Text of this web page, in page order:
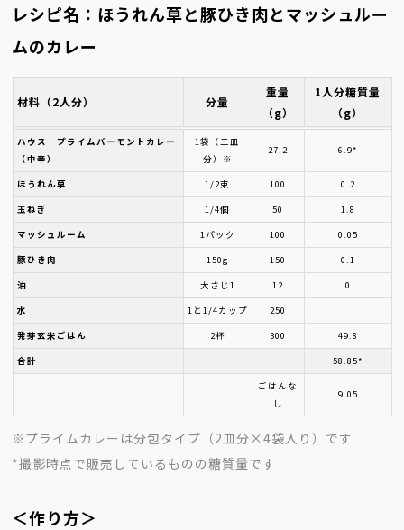
レシピ名：ほうれん草と豚ひき肉とマッシュルー
ムのカレー
材料（2人分） 分量
重量
（g）
1人分糖質量
（g）
ハウス プライムバーモントカレー
（中辛）
1袋（二皿
分）※
27.2 6.9*
ほうれん草 1/2束 100
0.2
玉ねぎ
1/4個 50
1.8
マッシュルーム
1パック 100
0.05
豚ひき肉
150g 150
0.1
油
大さじ1 12
0
水
1と1/4カップ
250
発芽玄米ごはん
2杯 300
49.8
合計
58.85*
ごはんな
し
9.05
※プライムカレーは分包タイプ（2皿分×4袋入り）です
*撮影時点で販売しているものの糖質量です
＜作り方＞